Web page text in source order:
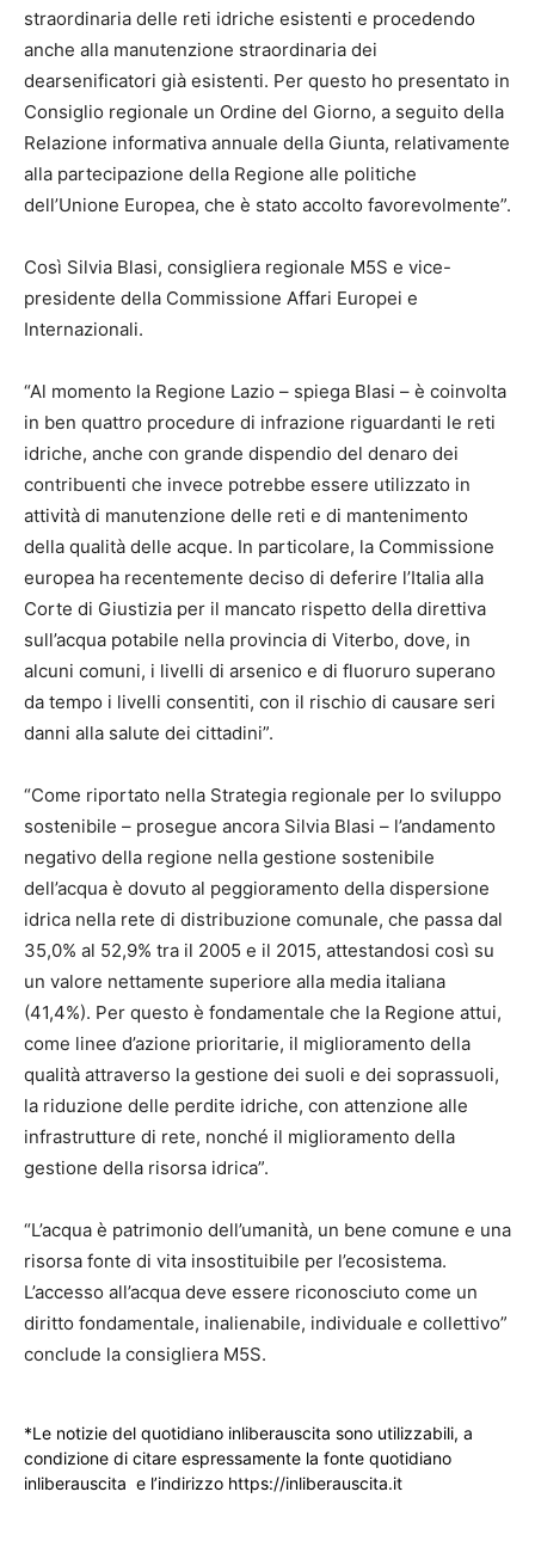
straordinaria delle reti idriche esistenti e procedendo
anche alla manutenzione straordinaria dei
dearsenificatori già esistenti. Per questo ho presentato in
Consiglio regionale un Ordine del Giorno, a seguito della
Relazione informativa annuale della Giunta, relativamente
alla partecipazione della Regione alle politiche
dell’Unione Europea, che è stato accolto favorevolmente”.
Così Silvia Blasi, consigliera regionale M5S e vice-
presidente della Commissione Affari Europei e
Internazionali.
“Al momento la Regione Lazio – spiega Blasi – è coinvolta
in ben quattro procedure di infrazione riguardanti le reti
idriche, anche con grande dispendio del denaro dei
contribuenti che invece potrebbe essere utilizzato in
attività di manutenzione delle reti e di mantenimento
della qualità delle acque. In particolare, la Commissione
europea ha recentemente deciso di deferire l’Italia alla
Corte di Giustizia per il mancato rispetto della direttiva
sull’acqua potabile nella provincia di Viterbo, dove, in
alcuni comuni, i livelli di arsenico e di fluoruro superano
da tempo i livelli consentiti, con il rischio di causare seri
danni alla salute dei cittadini”.
“Come riportato nella Strategia regionale per lo sviluppo
sostenibile – prosegue ancora Silvia Blasi – l’andamento
negativo della regione nella gestione sostenibile
dell’acqua è dovuto al peggioramento della dispersione
idrica nella rete di distribuzione comunale, che passa dal
35,0% al 52,9% tra il 2005 e il 2015, attestandosi così su
un valore nettamente superiore alla media italiana
(41,4%). Per questo è fondamentale che la Regione attui,
come linee d’azione prioritarie, il miglioramento della
qualità attraverso la gestione dei suoli e dei soprassuoli,
la riduzione delle perdite idriche, con attenzione alle
infrastrutture di rete, nonché il miglioramento della
gestione della risorsa idrica”.
“L’acqua è patrimonio dell’umanità, un bene comune e una
risorsa fonte di vita insostituibile per l’ecosistema.
L’accesso all’acqua deve essere riconosciuto come un
diritto fondamentale, inalienabile, individuale e collettivo”
conclude la consigliera M5S.
*Le notizie del quotidiano inliberauscita sono utilizzabili, a
condizione di citare espressamente la fonte quotidiano
inliberauscita e l’indirizzo https://inliberauscita.it